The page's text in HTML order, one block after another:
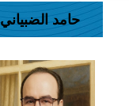
حامد الضبياني